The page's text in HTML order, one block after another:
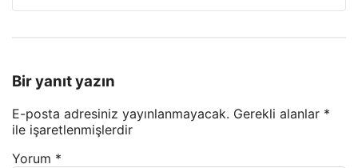
Bir yanıt yazın
E-posta adresiniz yayınlanmayacak. Gerekli alanlar *
ile işaretlenmişlerdir
Yorum *